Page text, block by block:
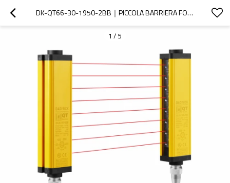
DK-QT66-30-1950-2BB｜PICCOLA BARRIERA FOTOELETTRICA DI SICUREZZA｜DADISICK
1 / 5